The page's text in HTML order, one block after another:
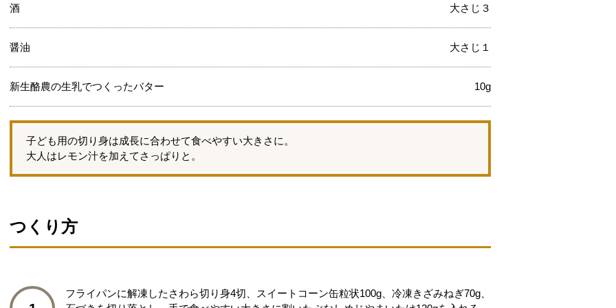
酒 大さじ３
醤油 大さじ１
新生酪農の生乳でつくったバター 10g
子ども用の切り身は成長に合わせて食べやすい大きさに。
大人はレモン汁を加えてさっぱりと。
つくり方
フライパンに解凍したさわら切り身4切、スイートコーン缶粒状100g、冷凍きざみねぎ70g、